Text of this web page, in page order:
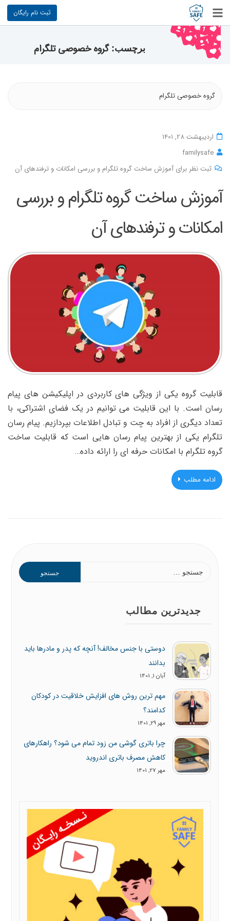
ثبت نام رایگان
برچسب:گروه خصوصی تلگرام
گروه خصوصی تلگرام
اردیبهشت 28, 1401
familysafe
ثبت نظر برای آموزش ساخت گروه تلگرام و بررسی امکانات و ترفندهای آن
آموزش ساخت گروه تلگرام و بررسی
امکانات و ترفندهای آن
قابلیت گروه یکی از ویژگی های کاربردی در اپلیکیشن های پیام
رسان است. با این قابلیت می توانیم در یک فضای اشتراکی، با
تعداد دیگری از افراد به چت و تبادل اطلاعات بپردازیم. پیام رسان
تلگرام یکی از بهترین پیام رسان هایی است که قابلیت ساخت
گروه تلگرام با امکانات حرفه ای را ارائه داده…
ادامه مطلب
برای:
جدیدترین مطالب
دوستی با جنس مخالف! آنچه که پدر و مادرها باید
بدانند
آبان 1, 1401
مهم ترین روش های افزایش خلاقیت در کودکان
کدامند؟
مهر 29, 1401
چرا باتری گوشی من زود تمام می شود؟ راهکارهای
کاهش مصرف باتری اندروید
مهر 27, 1401